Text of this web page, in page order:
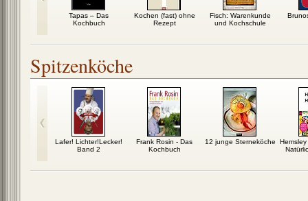
Tapas – Das
Kochbuch
Kochen (fast) ohne
Rezept
Fisch: Warenkunde
und Kochschule
Spitzenköche
Lafer! Lichter!Lecker!
Band 2
Frank Rosin - Das
Kochbuch
12 junge Sterneköche